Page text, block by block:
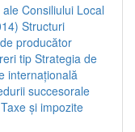
Consiliului Local
Structuri
producător
tipStrategia de
internaţională
succesorale
Taxe şi impozite